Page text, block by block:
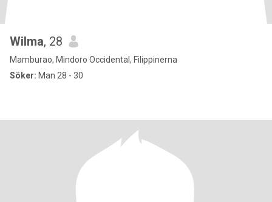
Wilma, 28
Mamburao, Mindoro Occidental, Filippinerna
Söker: Man 28 - 30